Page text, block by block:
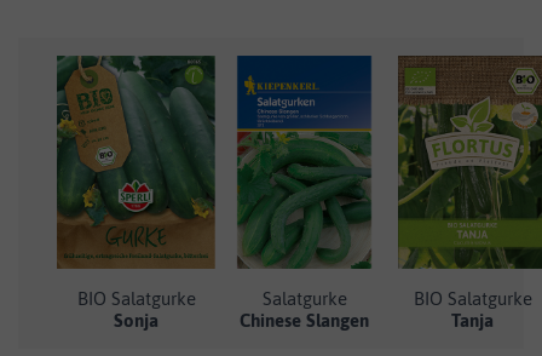
BIO Salatgurke
Sonja
Salatgurke
Chinese Slangen
BIO Salatgurke
Tanja